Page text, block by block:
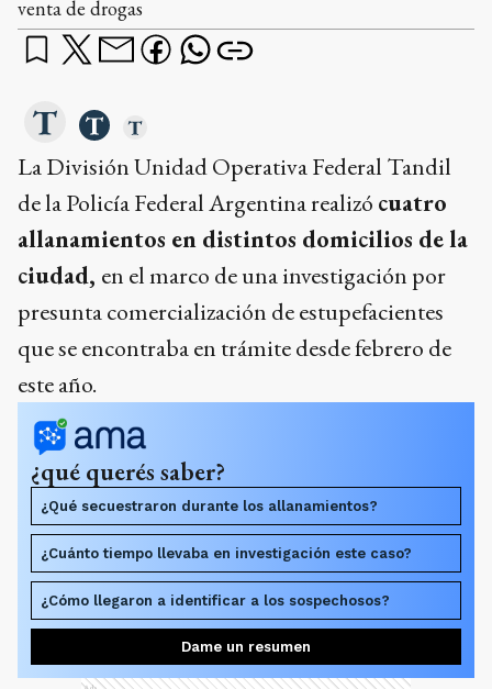
venta de drogas
La División Unidad Operativa Federal Tandil
de la Policía Federal Argentina realizó cuatro
allanamientos en distintos domicilios de la
ciudad, en el marco de una investigación por
presunta comercialización de estupefacientes
que se encontraba en trámite desde febrero de
este año.
¿qué querés saber?
¿Qué secuestraron durante los allanamientos?
¿Cuánto tiempo llevaba en investigación este caso?
¿Cómo llegaron a identificar a los sospechosos?
Dame un resumen
Ads